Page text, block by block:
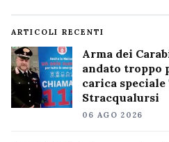
ARTICOLI RECENTI
Arma dei
andato troppo
carica speciale
Stracqualursi
06 AGO 2026